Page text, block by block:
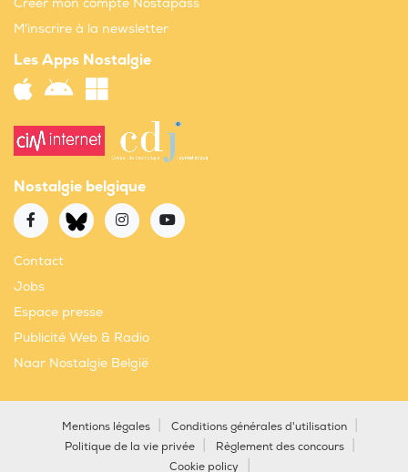
M'inscrire à la newsletter
Les Apps Nostalgie
Nostalgie belgique
Contact
Jobs
Espace presse
Publicité Web & Radio
Naar Nostalgie België
Mentions légales
Conditions générales d'utilisation
Politique de la vie privée
Règlement des concours
Cookie policy